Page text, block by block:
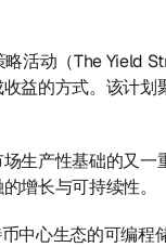
活动（The
益的方式。该计
生产性基础的又
增长与可持续性。
中心生态的可编